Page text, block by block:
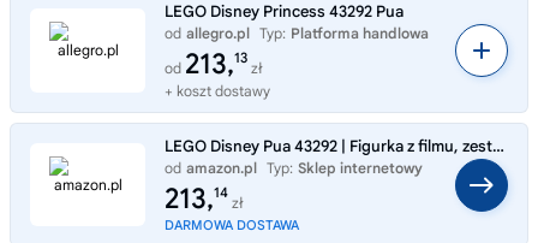
LEGO Disney Princess 43292 Pua
od allegro.pl Typ: Platforma handlowa
od 213,13
zł
+ koszt dostawy
LEGO Disney Pua 43292 | Figurka z filmu, zestaw do budowania, prezent dla fana Disneya 9+, 885 elementów
od amazon.pl Typ: Sklep internetowy
213,14
zł
DARMOWA DOSTAWA